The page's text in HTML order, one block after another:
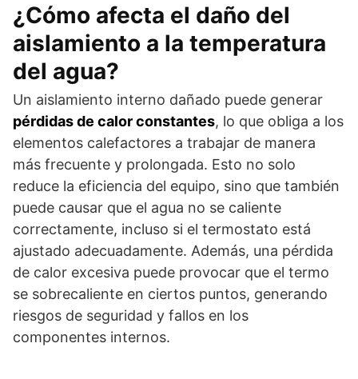
¿Cómo afecta el daño del
aislamiento a la temperatura
del agua?
Un aislamiento interno dañado puede generar
pérdidas de calor constantes, lo que obliga a los
elementos calefactores a trabajar de manera
más frecuente y prolongada. Esto no solo
reduce la eficiencia del equipo, sino que también
puede causar que el agua no se caliente
correctamente, incluso si el termostato está
ajustado adecuadamente. Además, una pérdida
de calor excesiva puede provocar que el termo
se sobrecaliente en ciertos puntos, generando
riesgos de seguridad y fallos en los
componentes internos.